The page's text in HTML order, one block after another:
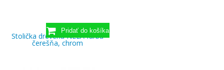
Stolička drevená NELA farba
čerešňa, chrom